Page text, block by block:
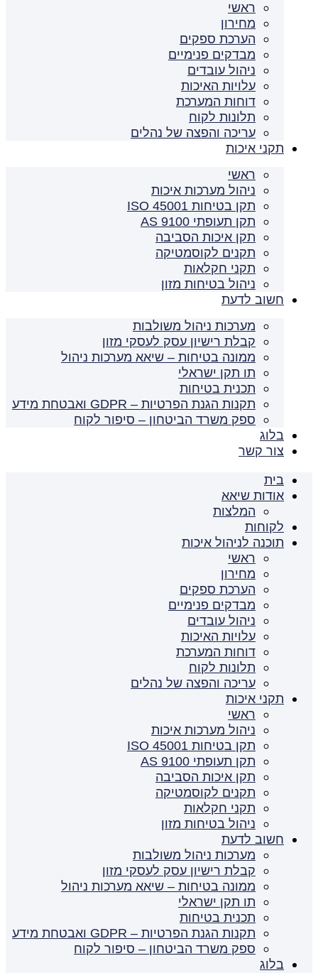
ראשי
מחירון
הערכת ספקים
מבדקים פנימיים
ניהול עובדים
עלויות האיכות
דוחות המערכת
תלונות לקוח
עריכה והפצה של נהלים
תקני איכות
ראשי
ניהול מערכות איכות
תקן בטיחות ISO 45001
תקן תעופתי AS 9100
תקן איכות הסביבה
תקנים לקוסמטיקה
תקני חקלאות
ניהול בטיחות מזון
חשוב לדעת
מערכות ניהול משולבות
קבלת רישיון עסק לעסקי מזון
ממונה בטיחות – שיאא מערכות ניהול
תו תקן ישראלי
תכנית בטיחות
תקנות הגנת הפרטיות – GDPR ואבטחת מידע
ספק משרד הביטחון – סיפור לקוח
בלוג
צור קשר
בית
אודות שיאא
המלצות
לקוחות
תוכנה לניהול איכות
ראשי
מחירון
הערכת ספקים
מבדקים פנימיים
ניהול עובדים
עלויות האיכות
דוחות המערכת
תלונות לקוח
עריכה והפצה של נהלים
תקני איכות
ראשי
ניהול מערכות איכות
תקן בטיחות ISO 45001
תקן תעופתי AS 9100
תקן איכות הסביבה
תקנים לקוסמטיקה
תקני חקלאות
ניהול בטיחות מזון
חשוב לדעת
מערכות ניהול משולבות
קבלת רישיון עסק לעסקי מזון
ממונה בטיחות – שיאא מערכות ניהול
תו תקן ישראלי
תכנית בטיחות
תקנות הגנת הפרטיות – GDPR ואבטחת מידע
ספק משרד הביטחון – סיפור לקוח
בלוג